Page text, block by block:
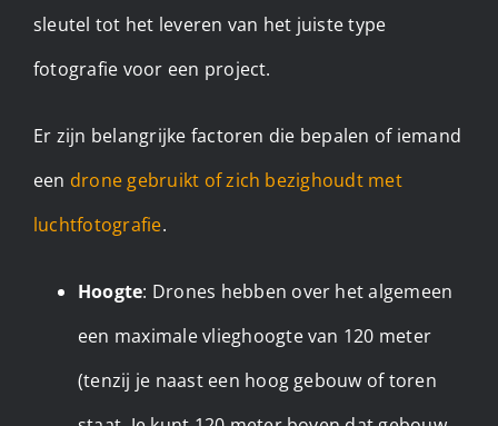
sleutel tot het leveren van het juiste type
fotografie voor een project.
Er zijn belangrijke factoren die bepalen of iemand
een drone gebruikt of zich bezighoudt met
luchtfotografie.
Hoogte: Drones hebben over het algemeen
een maximale vlieghoogte van 120 meter
(tenzij je naast een hoog gebouw of toren